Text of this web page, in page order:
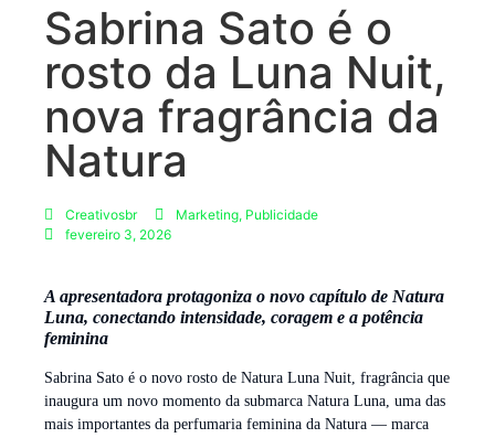
Sabrina Sato é o
rosto da Luna Nuit,
nova fragrância da
Natura
Creativosbr Marketing, Publicidade
fevereiro 3, 2026
A apresentadora protagoniza o novo capítulo de Natura
Luna, conectando intensidade, coragem e a potência
feminina
Sabrina Sato é o novo rosto de Natura Luna Nuit, fragrância que
inaugura um novo momento da submarca Natura Luna, uma das
mais importantes da perfumaria feminina da Natura — marca